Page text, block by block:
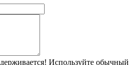
Используйте обычный